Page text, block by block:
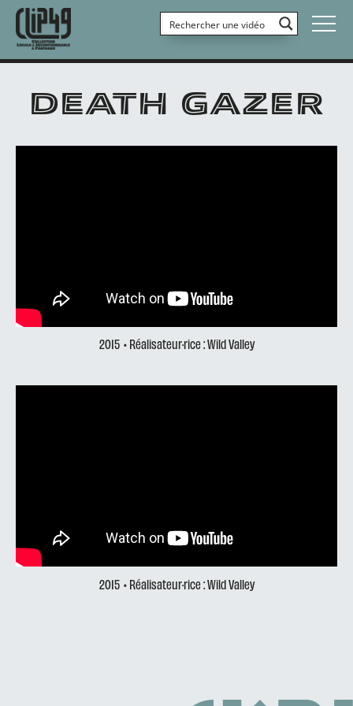
DEATH GAZER
2015 • Réalisateur·rice : Wild Valley
2015 • Réalisateur·rice : Wild Valley